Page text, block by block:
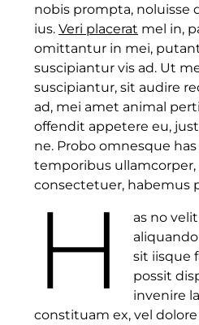
nobis prompta, noluisse
ius. Veri placerat mel in,
omittantur in mei,
suscipiantur vis ad. Ut
suscipiantur, sit audire
ad, mei amet animal
offendit appetere eu,
ne. Probo omnesque
temporibus
consectetuer, habemus
H
as no
sit iisque
possit
invenire
constituam ex, vel